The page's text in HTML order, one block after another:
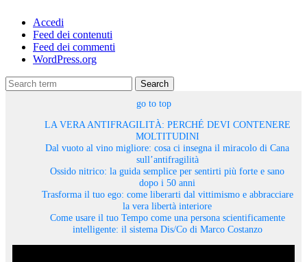
Accedi
Feed dei contenuti
Feed dei commenti
WordPress.org
Search
go to top
LA VERA ANTIFRAGILITÀ: PERCHÉ DEVI CONTENERE
MOLTITUDINI
Dal vuoto al vino migliore: cosa ci insegna il miracolo di Cana
sull’antifragilità
Ossido nitrico: la guida semplice per sentirti più forte e sano
dopo i 50 anni
Trasforma il tuo ego: come liberarti dal vittimismo e abbracciare
la vera libertà interiore
Come usare il tuo Tempo come una persona scientificamente
intelligente: il sistema Dis/Co di Marco Costanzo